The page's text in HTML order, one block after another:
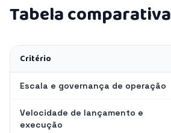
Tabela comparativa
Critério
Escala e governança de operação
Velocidade de lançamento e
execução